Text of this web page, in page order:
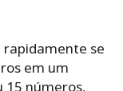
rapidamente se
em um
15 números,